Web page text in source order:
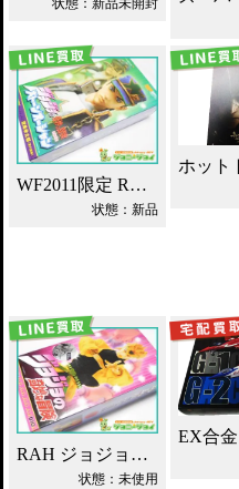
WF2011限定 RAH 空条承太郎 ジョジョ 第6部 買取！
状態：新品
RAH ジョジョの奇妙な冒険 DIO ディオ 買取！
状態：未使用